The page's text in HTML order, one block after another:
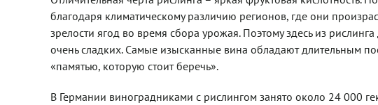
благодаря климатическому различию регионов, где они
зрелости ягод во время сбора урожая. Поэтому здесь из
очень сладких. Самые изысканные вина обладают длительным
«памятью, которую стоит беречь».
В Германии виноградниками с рислингом занято около 24 000